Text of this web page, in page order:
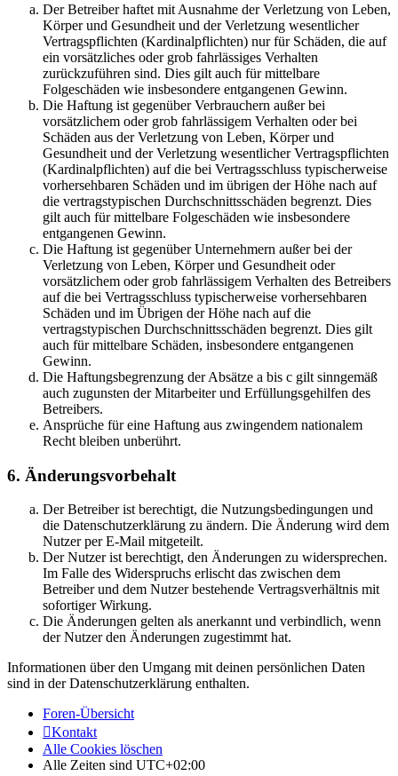
Der Betreiber haftet mit Ausnahme der Verletzung von Leben,
Körper und Gesundheit und der Verletzung wesentlicher
Vertragspflichten (Kardinalpflichten) nur für Schäden, die auf
ein vorsätzliches oder grob fahrlässiges Verhalten
zurückzuführen sind. Dies gilt auch für mittelbare
Folgeschäden wie insbesondere entgangenen Gewinn.
Die Haftung ist gegenüber Verbrauchern außer bei
vorsätzlichem oder grob fahrlässigem Verhalten oder bei
Schäden aus der Verletzung von Leben, Körper und
Gesundheit und der Verletzung wesentlicher Vertragspflichten
(Kardinalpflichten) auf die bei Vertragsschluss typischerweise
vorhersehbaren Schäden und im übrigen der Höhe nach auf
die vertragstypischen Durchschnittsschäden begrenzt. Dies
gilt auch für mittelbare Folgeschäden wie insbesondere
entgangenen Gewinn.
Die Haftung ist gegenüber Unternehmern außer bei der
Verletzung von Leben, Körper und Gesundheit oder
vorsätzlichem oder grob fahrlässigem Verhalten des Betreibers
auf die bei Vertragsschluss typischerweise vorhersehbaren
Schäden und im Übrigen der Höhe nach auf die
vertragstypischen Durchschnittsschäden begrenzt. Dies gilt
auch für mittelbare Schäden, insbesondere entgangenen
Gewinn.
Die Haftungsbegrenzung der Absätze a bis c gilt sinngemäß
auch zugunsten der Mitarbeiter und Erfüllungsgehilfen des
Betreibers.
Ansprüche für eine Haftung aus zwingendem nationalem
Recht bleiben unberührt.
6. Änderungsvorbehalt
Der Betreiber ist berechtigt, die Nutzungsbedingungen und
die Datenschutzerklärung zu ändern. Die Änderung wird dem
Nutzer per E-Mail mitgeteilt.
Der Nutzer ist berechtigt, den Änderungen zu widersprechen.
Im Falle des Widerspruchs erlischt das zwischen dem
Betreiber und dem Nutzer bestehende Vertragsverhältnis mit
sofortiger Wirkung.
Die Änderungen gelten als anerkannt und verbindlich, wenn
der Nutzer den Änderungen zugestimmt hat.
Informationen über den Umgang mit deinen persönlichen Daten
sind in der Datenschutzerklärung enthalten.
Foren-Übersicht
Kontakt
Alle Cookies löschen
Alle Zeiten sind UTC+02:00